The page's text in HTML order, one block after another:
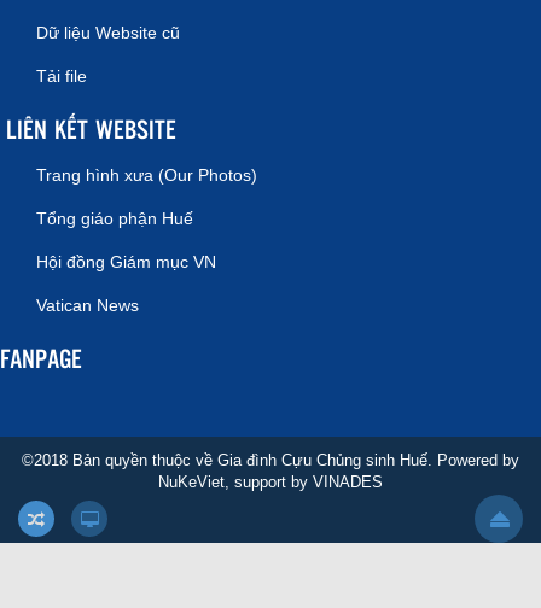
Dữ liệu Website cũ
Tải file
LIÊN KẾT WEBSITE
Trang hình xưa (Our Photos)
Tổng giáo phận Huế
Hội đồng Giám mục VN
Vatican News
FANPAGE
©2018 Bản quyền thuộc về Gia đình Cựu Chủng sinh Huế. Powered by
NuKeViet , support by VINADES